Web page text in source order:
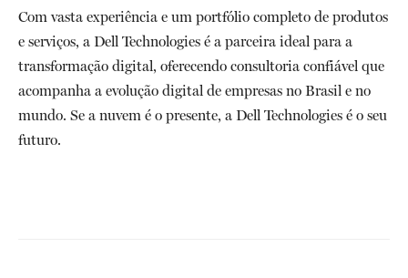
Com vasta experiência e um portfólio completo de produtos
e serviços, a Dell Technologies é a parceira ideal para a
transformação digital, oferecendo consultoria confiável que
acompanha a evolução digital de empresas no Brasil e no
mundo. Se a nuvem é o presente, a Dell Technologies é o seu
futuro.